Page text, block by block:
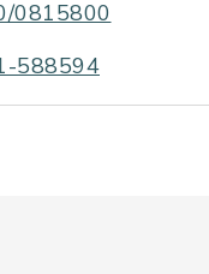
0815800
588594